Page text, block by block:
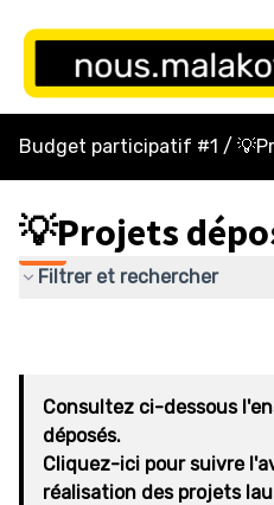
Budget participatif #1 /
💡Projets
Filtrer et rechercher
Consultez ci-dessous
déposés.
Cliquez-ici pour suivre
réalisation des projets